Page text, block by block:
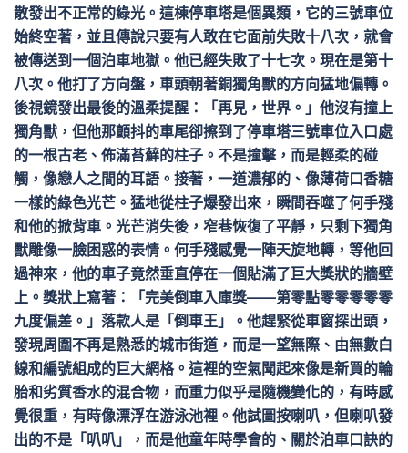
散發出不正常的綠光。這棟停車塔是個異類，它的三號車位
始終空著，並且傳說只要有人敢在它面前失敗十八次，就會
被傳送到一個泊車地獄。他已經失敗了十七次。現在是第十
八次。他打了方向盤，車頭朝著銅獨角獸的方向猛地偏轉。
後視鏡發出最後的溫柔提醒：「再見，世界。」他沒有撞上
獨角獸，但他那顫抖的車尾卻擦到了停車塔三號車位入口處
的一根古老、佈滿苔蘚的柱子。不是撞擊，而是輕柔的碰
觸，像戀人之間的耳語。接著，一道濃郁的、像薄荷口香糖
一樣的綠色光芒。猛地從柱子爆發出來，瞬間吞噬了何手殘
和他的掀背車。光芒消失後，窄巷恢復了平靜，只剩下獨角
獸雕像一臉困惑的表情。何手殘感覺一陣天旋地轉，等他回
過神來，他的車子竟然垂直停在一個貼滿了巨大獎狀的牆壁
上。獎狀上寫著：「完美倒車入庫獎——第零點零零零零零
九度偏差。」落款人是「倒車王」。他趕緊從車窗探出頭，
發現周圍不再是熟悉的城市街道，而是一望無際、由無數白
線和編號組成的巨大網格。這裡的空氣聞起來像是新買的輪
胎和劣質香水的混合物，而重力似乎是隨機變化的，有時感
覺很重，有時像漂浮在游泳池裡。他試圖按喇叭，但喇叭發
出的不是「叭叭」，而是他童年時學會的、關於泊車口訣的